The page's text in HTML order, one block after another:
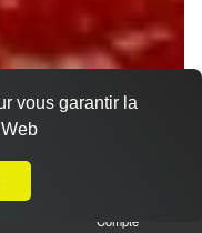
Compte
vous garantir la